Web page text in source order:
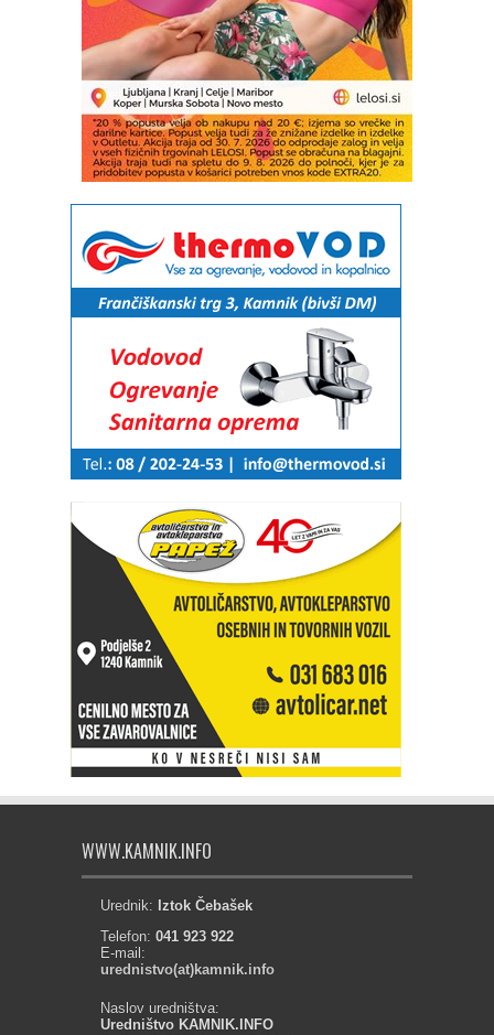
WWW.KAMNIK.INFO
Urednik: Iztok Čebašek
Telefon: 041 923 922
E-mail:
urednistvo(at)kamnik.info
Naslov uredništva:
Uredništvo KAMNIK.INFO